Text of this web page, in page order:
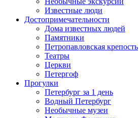
Известные люди
Достопримечательности
Дома известных людей
Памятники
Петропавловская крепость
Театры
Церкви
Петергоф
Прогулки
Петербург за 1 день
Водный Петербург
Необычные музеи